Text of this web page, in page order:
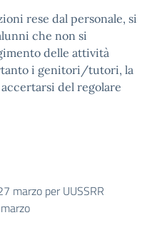
rese dal personale, si
che non si
delle attività
i genitori/tutori, la
del regolare
marzo per UUSSRR